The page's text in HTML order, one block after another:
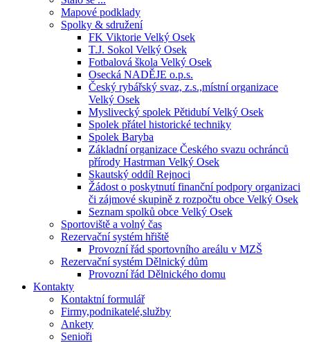
Mapové podklady
Spolky & sdružení
FK Viktorie Velký Osek
T.J. Sokol Velký Osek
Fotbalová škola Velký Osek
Osecká NADĚJE o.p.s.
Český rybářský svaz, z.s.,místní organizace
Velký Osek
Myslivecký spolek Pětidubí Velký Osek
Spolek přátel historické techniky
Spolek Baryba
Základní organizace Českého svazu ochránců
přírody Hastrman Velký Osek
Skautský oddíl Rejnoci
Žádost o poskytnutí finanční podpory organizaci
či zájmové skupině z rozpočtu obce Velký Osek
Seznam spolků obce Velký Osek
Sportoviště a volný čas
Rezervační systém hřiště
Provozní řád sportovního areálu v MZŠ
Rezervační systém Dělnický dům
Provozní řád Dělnického domu
Kontakty
Kontaktní formulář
Firmy,podnikatelé,služby
Ankety
Senioři